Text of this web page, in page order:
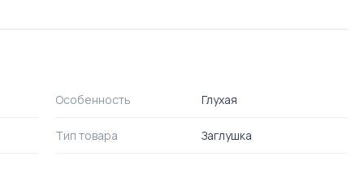
Особенность Глухая
Тип товара Заглушка